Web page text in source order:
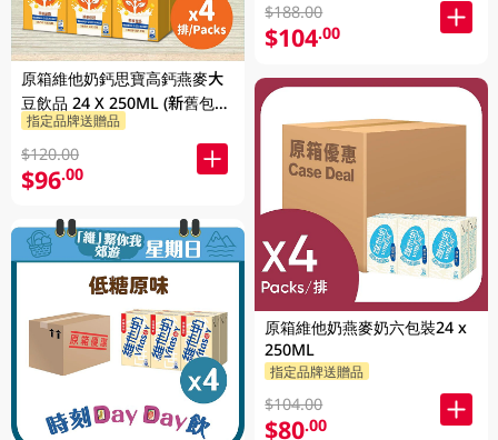
原箱維他奶鈣思寶高鈣燕麥大
豆飲品 24 X 250ML (新舊包裝
隨機發貨)
指定品牌送贈品
$120.00
$96.00
$188.00
$104.00
原箱維他奶燕麥奶六包裝24 x
250ML
指定品牌送贈品
$104.00
$80.00